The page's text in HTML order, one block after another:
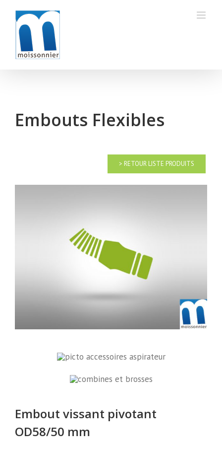
content
Embouts Flexibles
> RETOUR LISTE PRODUITS
Embout vissant pivotant
OD58/50 mm